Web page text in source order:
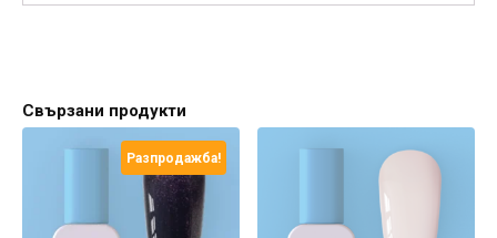
Свързани продукти
Разпродажба!